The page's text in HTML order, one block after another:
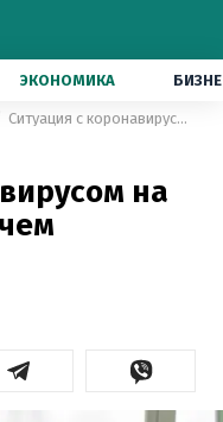
ЭКОНОМИКА
Ситуация с коронавирусом на Закарпатье более чем критическая
на